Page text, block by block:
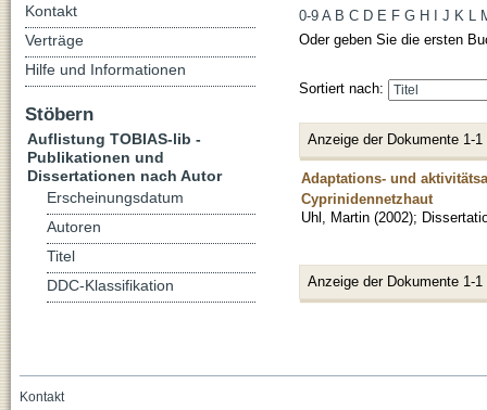
0-9 A B C D E F G H J K L
Oder geben Sie die ersten
Sortiert nach:
Anzeige der Dokumente 1-1
Adaptations- und
Cyprinidennetzhaut
Uhl, Martin (2002);
Anzeige der Dokumente 1-1
Kontakt
Verträge
Hilfe und Informationen
Stöbern
Auflistung TOBIAS-lib -
Publikationen und
Dissertationen nach Autor
Erscheinungsdatum
Autoren
Titel
DDC-Klassifikation
Kontakt